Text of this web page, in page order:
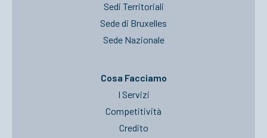
Sedi Territoriali
Sede di Bruxelles
Sede Nazionale
Cosa Facciamo
I Servizi
Competitività
Credito